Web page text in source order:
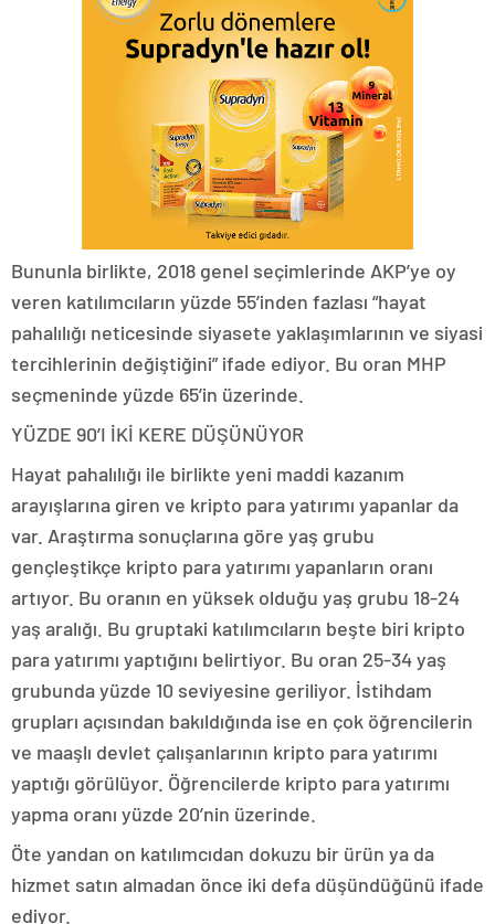
Bununla birlikte, 2018 genel seçimlerinde AKP’ye oy
veren katılımcıların yüzde 55’inden fazlası “hayat
pahalılığı neticesinde siyasete yaklaşımlarının ve siyasi
tercihlerinin değiştiğini” ifade ediyor. Bu oran MHP
seçmeninde yüzde 65’in üzerinde.
YÜZDE 90’I İKİ KERE DÜŞÜNÜYOR
Hayat pahalılığı ile birlikte yeni maddi kazanım
arayışlarına giren ve kripto para yatırımı yapanlar da
var. Araştırma sonuçlarına göre yaş grubu
gençleştikçe kripto para yatırımı yapanların oranı
artıyor. Bu oranın en yüksek olduğu yaş grubu 18-24
yaş aralığı. Bu gruptaki katılımcıların beşte biri kripto
para yatırımı yaptığını belirtiyor. Bu oran 25-34 yaş
grubunda yüzde 10 seviyesine geriliyor. İstihdam
grupları açısından bakıldığında ise en çok öğrencilerin
ve maaşlı devlet çalışanlarının kripto para yatırımı
yaptığı görülüyor. Öğrencilerde kripto para yatırımı
yapma oranı yüzde 20’nin üzerinde.
Öte yandan on katılımcıdan dokuzu bir ürün ya da
hizmet satın almadan önce iki defa düşündüğünü ifade
ediyor.